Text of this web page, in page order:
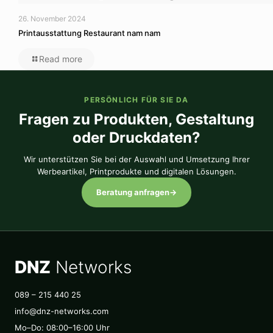
26. November 2024
Printausstattung Restaurant nam nam
Read more
PERSÖNLICH FÜR SIE DA
Fragen zu Produkten, Gestaltung
oder Druckdaten?
Wir unterstützen Sie bei der Auswahl und Umsetzung Ihrer
Werbeartikel, Printprodukte und digitalen Lösungen.
Beratung anfragen→
DNZ Networks
089 – 215 440 25
info@dnz-networks.com
Mo–Do: 08:00–16:00 Uhr